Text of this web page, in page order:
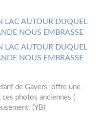
de Gavers offre une
photos anciennes (
(YB)